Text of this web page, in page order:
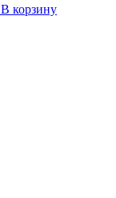
В корзину